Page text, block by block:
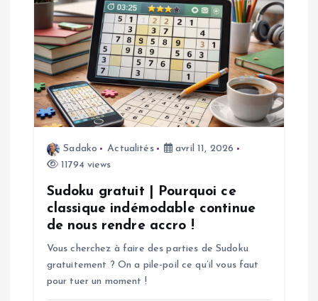
o
n
d
Sadako Actualités
avril 11, 2026
11794 views
Sudoku gratuit | Pourquoi ce
classique indémodable continue
de nous rendre accro !
Vous cherchez à faire des parties de Sudoku
gratuitement ? On a pile-poil ce qu’il vous faut
pour tuer un moment !